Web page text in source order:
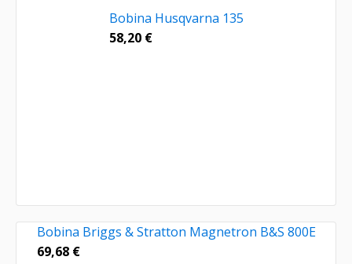
Bobina Husqvarna 135
58,20 €
Bobina Briggs & Stratton Magnetron B&S 800E
69,68 €